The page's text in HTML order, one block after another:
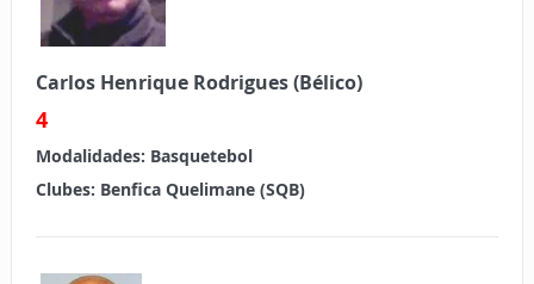
Carlos Henrique Rodrigues (Bélico)
4
Modalidades: Basquetebol
Clubes: Benfica Quelimane (SQB)